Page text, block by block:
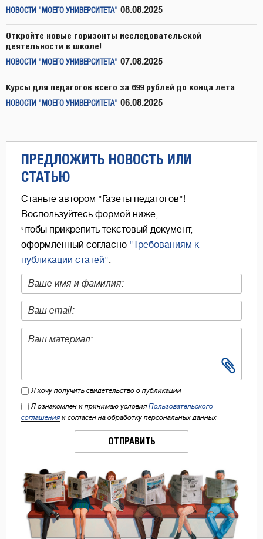
НОВОСТИ "МОЕГО УНИВЕРСИТЕТА" 08.08.2025
Откройте новые горизонты исследовательской
деятельности в школе!
НОВОСТИ "МОЕГО УНИВЕРСИТЕТА" 07.08.2025
Курсы для педагогов всего за 699 рублей до конца лета
НОВОСТИ "МОЕГО УНИВЕРСИТЕТА" 06.08.2025
ПРЕДЛОЖИТЬ НОВОСТЬ ИЛИ
СТАТЬЮ
Станьте автором "Газеты педагогов"!
Воспользуйтесь формой ниже,
чтобы прикрепить текстовый документ,
оформленный согласно "Требованиям к
публикации статей"
Я хочу получить свидетельство о публикации
Я ознакомлен и принимаю условия Пользовательского
соглашения и согласен на обработку персональных данных
ОТПРАВИТЬ